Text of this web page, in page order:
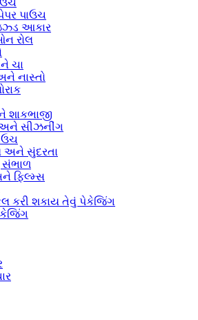
પાઉચ
આકાર
રોલ
ચા
નાસ્તો
શાકભાજી
અને સીઝનીંગ
અને સુંદરતા
સંભાળ
ફિલ્મ્સ
કરી શકાય તેવું પેકેજિંગ